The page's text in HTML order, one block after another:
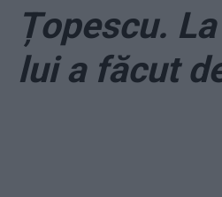
Țopescu.
lui a făcut